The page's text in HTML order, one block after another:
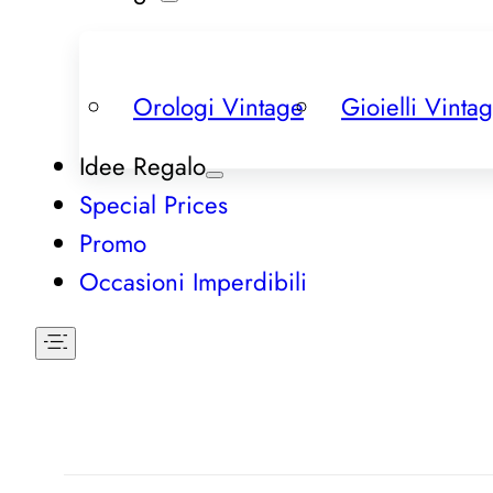
Orologi Vintage
Gioielli
Idee Regalo
Special Prices
Promo
Occasioni Imperdibili